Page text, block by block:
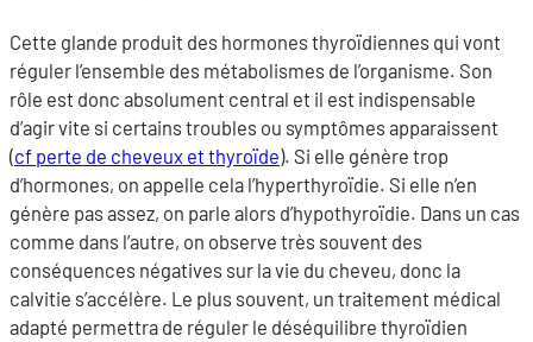
Cette glande produit des hormones thyroïdiennes qui vont
réguler l’ensemble des métabolismes de l’organisme. Son
rôle est donc absolument central et il est indispensable
d’agir vite si certains troubles ou symptômes apparaissent
(cf perte de cheveux et thyroïde). Si elle génère trop
d’hormones, on appelle cela l’hyperthyroïdie. Si elle n’en
génère pas assez, on parle alors d’hypothyroïdie. Dans un cas
comme dans l’autre, on observe très souvent des
conséquences négatives sur la vie du cheveu, donc la
calvitie s’accélère. Le plus souvent, un traitement médical
adapté permettra de réguler le déséquilibre thyroïdien